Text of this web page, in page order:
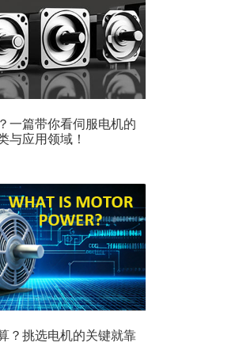
一篇带你看伺服电机的
与应用领域！
？挑选电机的关键就靠